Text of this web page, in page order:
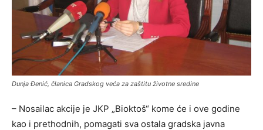
Dunja Đenić, članica Gradskog veća za zaštitu životne sredine
– Nosailac akcije je JKP „Bioktoš“ kome će i ove godine
kao i prethodnih, pomagati sva ostala gradska javna